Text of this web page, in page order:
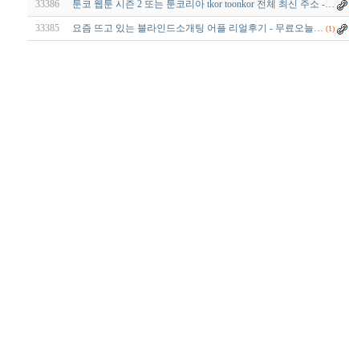
33386 툰코 웹툰 시즌 2 또는 툰코리아 tkor toonkor 전체 최신 주소 -…
33385 요즘 뜨고 있는 블라인드소개팅 어플 리얼후기 - 무­료­오­늘… (1)